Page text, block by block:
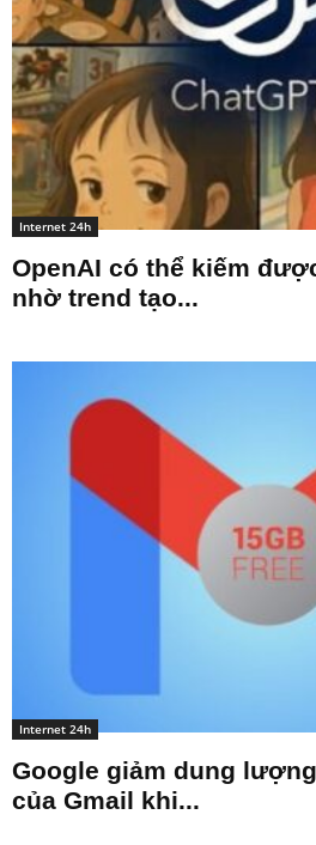
Internet 24h
OpenAI có thể kiếm
nhờ trend tạo...
Internet 24h
Google giảm dung
của Gmail khi...